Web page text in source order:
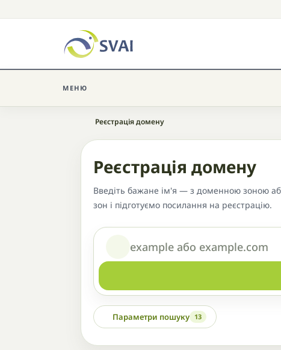
МЕНЮ
Головна
Реєстрація домену
Реєстрація домену
Введіть бажане ім'я — з доменною зоною
зон і підготуємо посилання на реєстрацію.
Домен або назва
Параметри пошуку 13